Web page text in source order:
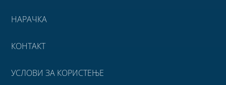
НАРАЧКА
КОНТАКТ
УСЛОВИ ЗА КОРИСТЕЊЕ